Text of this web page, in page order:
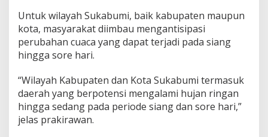
H
u
a
i
a
n
g
Untuk wilayah Sukabumi, baik kabupaten maupun
kota, masyarakat diimbau mengantisipasi
perubahan cuaca yang dapat terjadi pada siang
hingga sore hari.
“Wilayah Kabupaten dan Kota Sukabumi termasuk
daerah yang berpotensi mengalami hujan ringan
hingga sedang pada periode siang dan sore hari,”
jelas prakirawan.